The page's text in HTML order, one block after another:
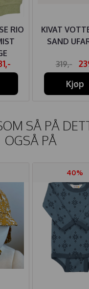
RIO
KIVAT
SAND
319,-
Kjøp
SÅ PÅ
OGSÅ PÅ
40%